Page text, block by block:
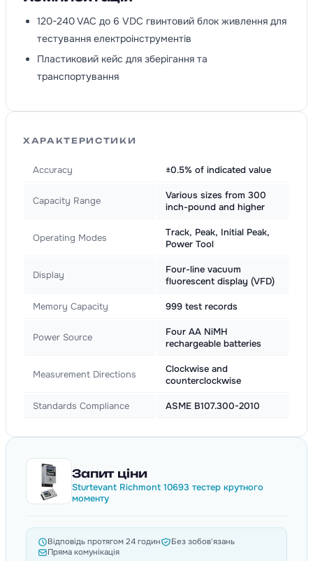
120-240 VAC до 6 VDC гвинтовий блок живлення для
тестування електроінструментів
Пластиковий кейс для зберігання та
транспортування
ХАРАКТЕРИСТИКИ
Accuracy ±0.5% of indicated value
Capacity Range
Various sizes from 300
inch-pound and higher
Operating Modes
Track, Peak, Initial Peak,
Power Tool
Display
Four-line vacuum
fluorescent display (VFD)
Memory Capacity 999 test records
Power Source
Four AA NiMH
rechargeable batteries
Measurement Directions
Clockwise and
counterclockwise
Standards Compliance ASME B107.300-2010
Запит ціни
Sturtevant Richmont 10693 тестер крутного
моменту
Відповідь протягом 24 годин
Без зобов'язань
Пряма комунікація